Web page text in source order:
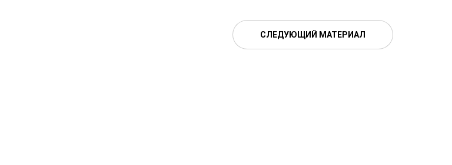
СЛЕДУЮЩИЙ МАТЕРИАЛ